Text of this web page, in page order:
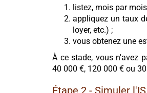
listez, mois par
appliquez un taux
loyer, etc.) ;
vous obtenez une
À ce stade, vous n'avez
40 000 €, 120 000 € ou